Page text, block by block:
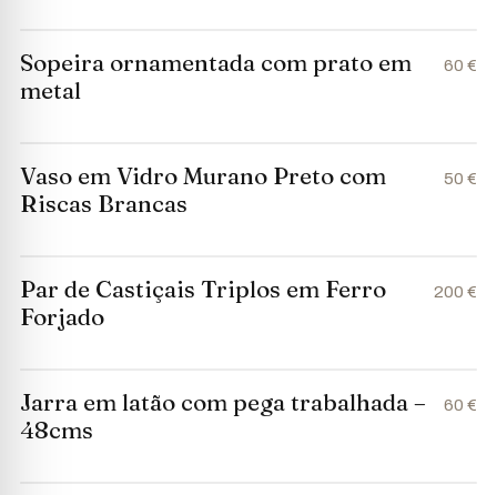
Sopeira ornamentada com prato em
metal
60 €
Vaso em Vidro Murano Preto com
Riscas Brancas
50 €
Par de Castiçais Triplos em Ferro
Forjado
200 €
Jarra em latão com pega trabalhada –
48cms
60 €